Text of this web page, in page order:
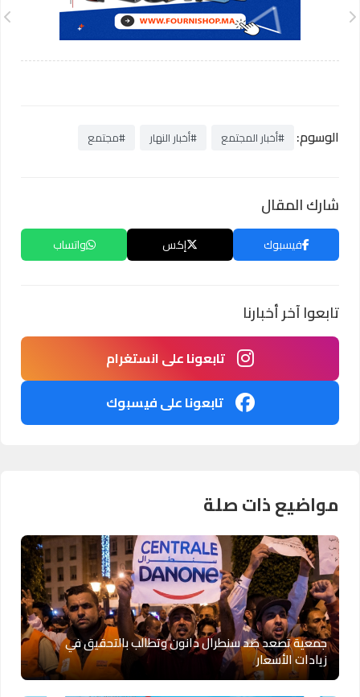
الوسوم: #أخبار المجتمع #أخبار النهار #مجتمع
شارك المقال
فيسبوك إكس واتساب
تابعوا آخر أخبارنا
تابعونا على انستغرام
تابعونا على فيسبوك
مواضيع ذات صلة
جمعية تصعد ضد سنطرال دانون وتطالب بالتحقيق في
زيادات الأسعار